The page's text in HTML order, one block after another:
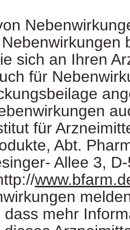
sich an Ihren
für
für
Abt.
Allee 3,
dass mehr